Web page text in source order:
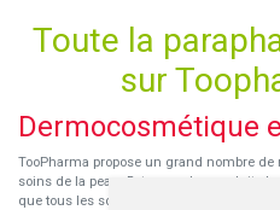
Toute la
sur
Dermocosmétique
TooPharma propose un grand nombre
soins de la peau. Retrouvez les produits
que tous les soins pour peaux sensibles